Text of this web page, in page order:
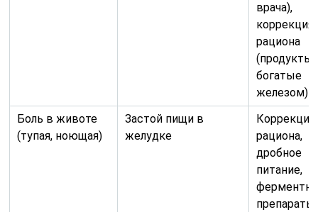
врача),
коррекция
рациона
(продукты,
богатые
железом)
Боль в животе
(тупая, ноющая)
Застой пищи в
желудке
Коррекция
рациона,
дробное
питание,
препараты